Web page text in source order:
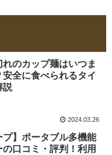
れのカップ麺はいつま
全に食べられるタイ
説
2024.03.26
プ】ポータブル多機能
の口コミ・評判！利用